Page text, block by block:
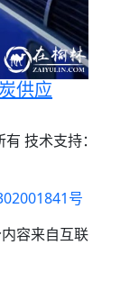
供应
技术支持：
号
容来自互联